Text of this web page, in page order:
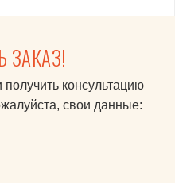
ЗАКАЗ!
получить консультацию
свои данные: